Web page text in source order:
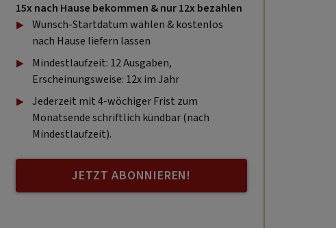
15x nach Hause bekommen & nur 12x bezahlen
Wunsch-Startdatum wählen & kostenlos
nach Hause liefern lassen
Mindestlaufzeit: 12 Ausgaben,
Erscheinungsweise: 12x im Jahr
Jederzeit mit 4-wöchiger Frist zum
Monatsende schriftlich kündbar (nach
Mindestlaufzeit).
JETZT ABONNIEREN!